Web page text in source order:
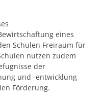
eines
Schulen Freiraum für
nutzen zudem
der
und -entwicklung
Förderung.